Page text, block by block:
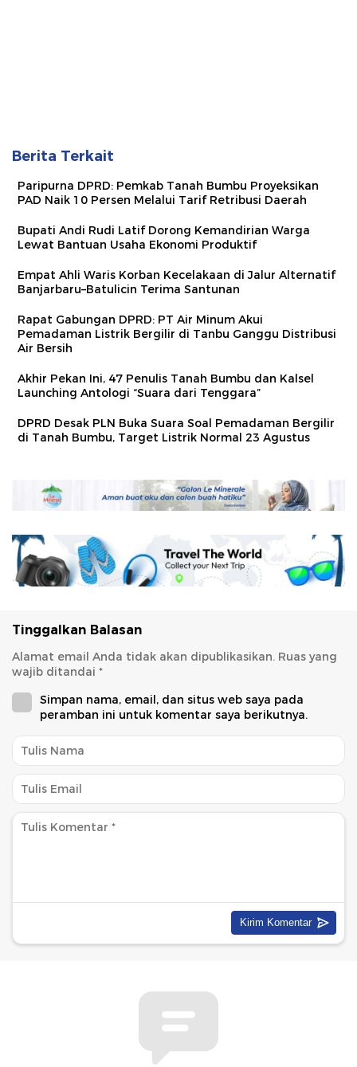
Berita Terkait
Paripurna DPRD: Pemkab Tanah Bumbu Proyeksikan
PAD Naik 10 Persen Melalui Tarif Retribusi Daerah
Bupati Andi Rudi Latif Dorong Kemandirian Warga
Lewat Bantuan Usaha Ekonomi Produktif
Empat Ahli Waris Korban Kecelakaan di Jalur Alternatif
Banjarbaru–Batulicin Terima Santunan
Rapat Gabungan DPRD: PT Air Minum Akui
Pemadaman Listrik Bergilir di Tanbu Ganggu Distribusi
Air Bersih
Akhir Pekan Ini, 47 Penulis Tanah Bumbu dan Kalsel
Launching Antologi “Suara dari Tenggara”
DPRD Desak PLN Buka Suara Soal Pemadaman Bergilir
di Tanah Bumbu, Target Listrik Normal 23 Agustus
Tinggalkan Balasan
Alamat email Anda tidak akan dipublikasikan. Ruas yang
wajib ditandai *
Simpan nama, email, dan situs web saya pada
peramban ini untuk komentar saya berikutnya.